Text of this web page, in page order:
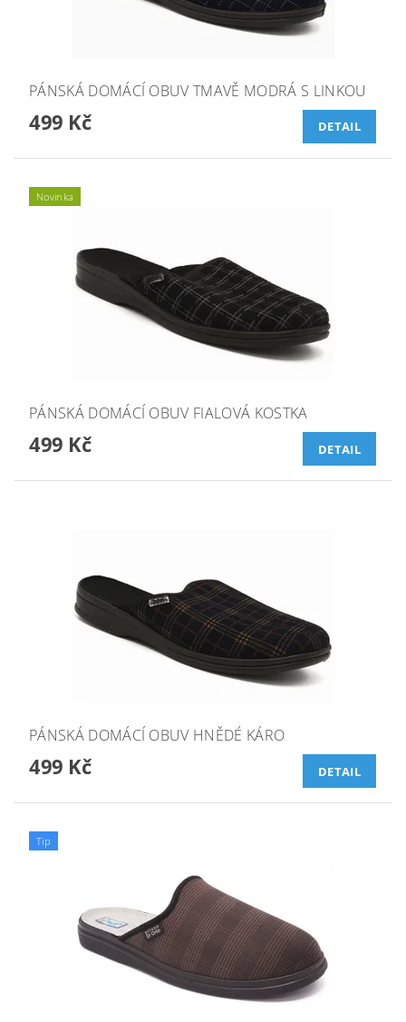
PÁNSKÁ DOMÁCÍ OBUV TMAVĚ MODRÁ S LINKOU
499 Kč DETAIL
Novinka
PÁNSKÁ DOMÁCÍ OBUV FIALOVÁ KOSTKA
499 Kč DETAIL
PÁNSKÁ DOMÁCÍ OBUV HNĚDÉ KÁRO
499 Kč DETAIL
Tip